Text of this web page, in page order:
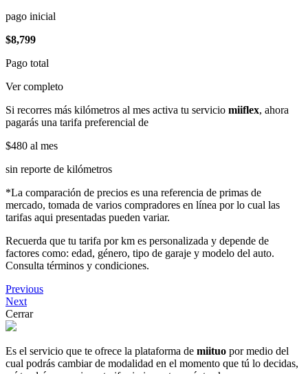
pago inicial
$8,799
Pago total
Ver completo
Si recorres más kilómetros al mes activa tu servicio miiflex, ahora
pagarás una tarifa preferencial de
$480 al mes
sin reporte de kilómetros
*La comparación de precios es una referencia de primas de
mercado, tomada de varios compradores en línea por lo cual las
tarifas aqui presentadas pueden variar.
Recuerda que tu tarifa por km es personalizada y depende de
factores como: edad, género, tipo de garaje y modelo del auto.
Consulta términos y condiciones.
Previous
Next
Cerrar
Es el servicio que te ofrece la plataforma de miituo por medio del
cual podrás cambiar de modalidad en el momento que tú lo decidas,